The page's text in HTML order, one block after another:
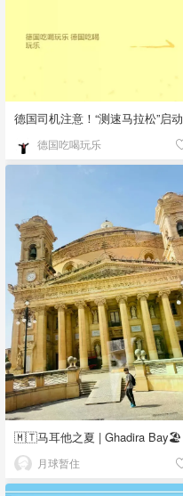
德国司机注意！“测速马拉松”启动
德国吃喝玩乐
🇲🇹马耳他之夏 | Ghadira Bay🏖️
月球暂住